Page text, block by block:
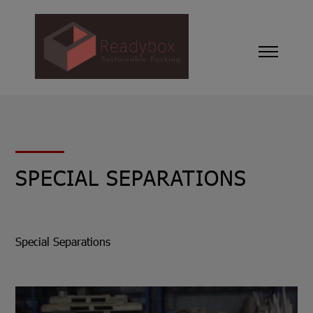
SPECIAL SEPARATIONS
Special Separations